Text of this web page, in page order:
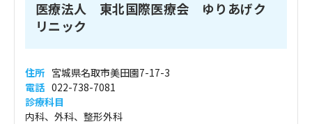
医療法人 東北国際医療会 ゆりあげク
リニック
住所 宮城県名取市美田園7-17-3
電話 022-738-7081
診療科目
内科、外科、整形外科